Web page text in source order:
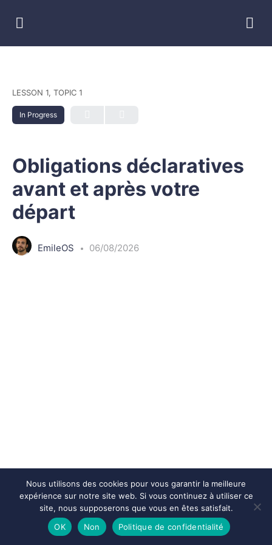
LESSON 1, TOPIC 1
In Progress
Obligations déclaratives
avant et après votre
départ
EmileOS 06/08/2026
Nous utilisons des cookies pour vous garantir la meilleure
expérience sur notre site web. Si vous continuez à utiliser ce
site, nous supposerons que vous en êtes satisfait.
OK
Non Politique de confidentialité